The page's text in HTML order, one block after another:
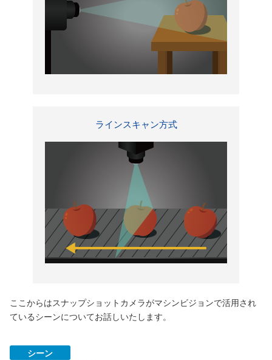
ラインスキャン方式
ここからはスナップショットカメラがマシンビジョンで活用され
ているシーンについてお話しいたします。
シーン